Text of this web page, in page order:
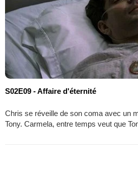
S02E09 - Affaire d'éternité
Chris se réveille de son coma avec un
Tony. Carmela, entre temps veut que